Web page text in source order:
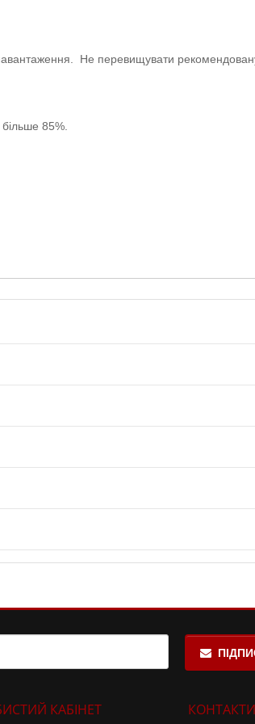
Не перевищувати
85%.
КАБІНЕТ КОНТАКТИ